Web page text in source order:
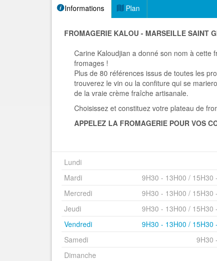
Informations Plan
FROMAGERIE KALOU - MARSEILLE SAINT
Carine Kaloudjian a donné son nom à cette
fromages !
Plus de 80 références issus de toutes les
trouverez le vin ou la confiture qui se
de la vraie crème fraîche artisanale.
Choisissez et constituez votre plateau de
APPELEZ LA FROMAGERIE POUR VOS
Lundi
Mardi
9H30 - 13H00 / 15H30
Mercredi
9H30 - 13H00 / 15H30
Jeudi
9H30 - 13H00 / 15H30
Vendredi
9H30 - 13H00 / 15H30
Samedi
9H30
Dimanche